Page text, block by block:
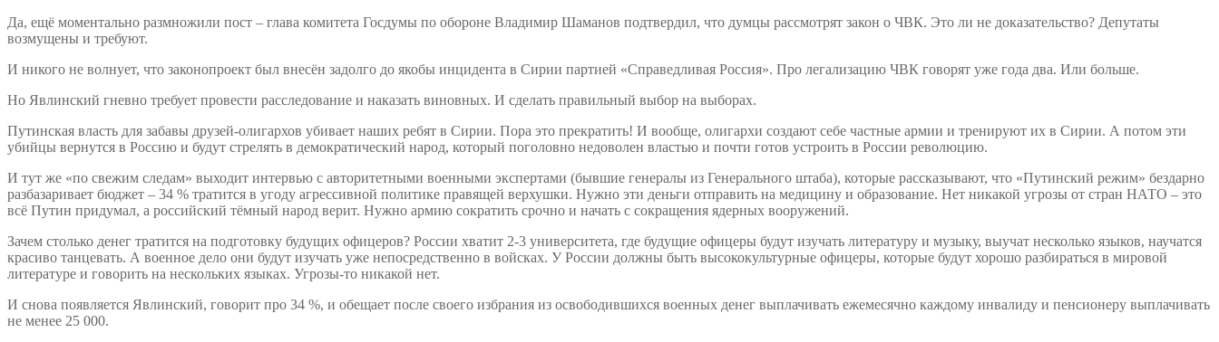
Да, ещё моментально размножили пост – глава комитета Госдумы по обороне Владимир Шаманов подтвердил, что думцы рассмотрят закон о ЧВК. Это ли не доказательство? Депутаты
возмущены и требуют.
И никого не волнует, что законопроект был внесён задолго до якобы инцидента в Сирии партией «Справедливая Россия». Про легализацию ЧВК говорят уже года два. Или больше.
Но Явлинский гневно требует провести расследование и наказать виновных. И сделать правильный выбор на выборах.
Путинская власть для забавы друзей-олигархов убивает наших ребят в Сирии. Пора это прекратить! И вообще, олигархи создают себе частные армии и тренируют их в Сирии. А потом эти
убийцы вернутся в Россию и будут стрелять в демократический народ, который поголовно недоволен властью и почти готов устроить в России революцию.
И тут же «по свежим следам» выходит интервью с авторитетными военными экспертами (бывшие генералы из Генерального штаба), которые рассказывают, что «Путинский режим» бездарно
разбазаривает бюджет – 34 % тратится в угоду агрессивной политике правящей верхушки. Нужно эти деньги отправить на медицину и образование. Нет никакой угрозы от стран НАТО – это
всё Путин придумал, а российский тёмный народ верит. Нужно армию сократить срочно и начать с сокращения ядерных вооружений.
Зачем столько денег тратится на подготовку будущих офицеров? России хватит 2-3 университета, где будущие офицеры будут изучать литературу и музыку, выучат несколько языков, научатся
красиво танцевать. А военное дело они будут изучать уже непосредственно в войсках. У России должны быть высококультурные офицеры, которые будут хорошо разбираться в мировой
литературе и говорить на нескольких языках. Угрозы-то никакой нет.
И снова появляется Явлинский, говорит про 34 %, и обещает после своего избрания из освободившихся военных денег выплачивать ежемесячно каждому инвалиду и пенсионеру выплачивать
не менее 25 000.